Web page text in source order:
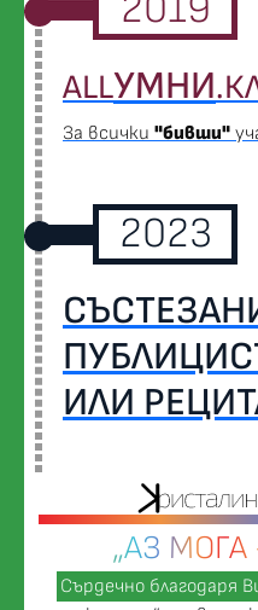
ALLУМНИ
За всички "бивши"
2023
ИЛИ
„АЗ МОГА
Сърдечно благодаря